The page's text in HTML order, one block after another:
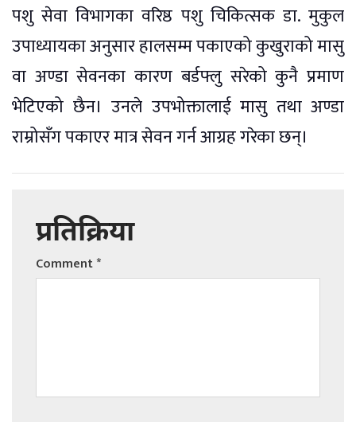
पशु सेवा विभागका वरिष्ठ पशु चिकित्सक डा. मुकुल
उपाध्यायका अनुसार हालसम्म पकाएको कुखुराको मासु
वा अण्डा सेवनका कारण बर्डफ्लु सरेको कुनै प्रमाण
भेटिएको छैन। उनले उपभोक्तालाई मासु तथा अण्डा
राम्रोसँग पकाएर मात्र सेवन गर्न आग्रह गरेका छन्।
प्रतिक्रिया
Comment*